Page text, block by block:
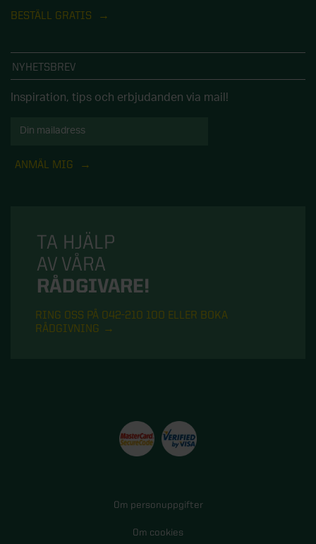
BESTÄLL GRATIS
NYHETSBREV
Inspiration, tips och erbjudanden via mail!
ANMÄL MIG
TA HJÄLP
AV VÅRA
RÅDGIVARE!
RING OSS PÅ 042-210 100 ELLER BOKA
RÅDGIVNING
Om personuppgifter
Om cookies